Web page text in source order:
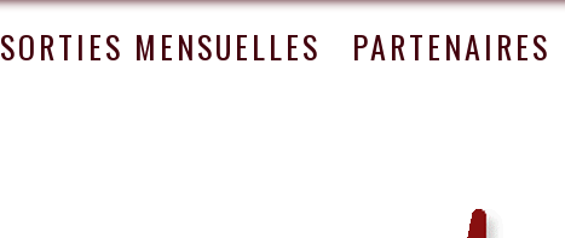
SORTIES MENSUELLES PARTENAIRES